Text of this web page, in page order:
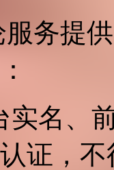
务提
实名、
证，